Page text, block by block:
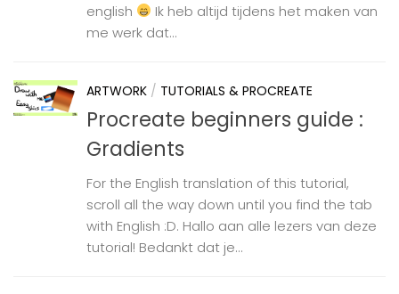
english
Ik heb altijd tijdens het maken van
me werk dat...
ARTWORK / TUTORIALS & PROCREATE
Procreate beginners guide :
Gradients
For the English translation of this tutorial,
scroll all the way down until you find the tab
with English :D. Hallo aan alle lezers van deze
tutorial! Bedankt dat je...